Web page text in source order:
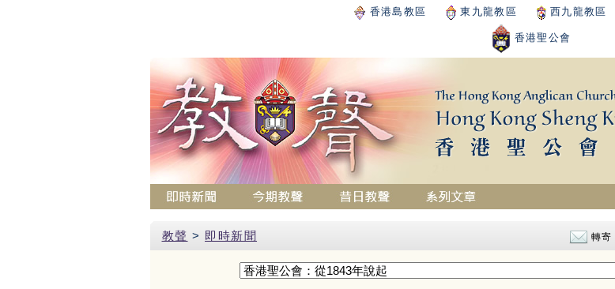
香港島教區 東九龍教區 西九龍教區
香港聖公會
教聲 > 即時新聞 轉寄